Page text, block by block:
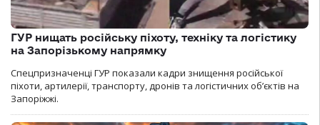
ГУР нищать російську піхоту, техніку та логістику
на Запорізькому напрямку
Спецпризначенці ГУР показали кадри знищення російської
піхоти, артилерії, транспорту, дронів та логістичних об’єктів на
Запоріжжі.